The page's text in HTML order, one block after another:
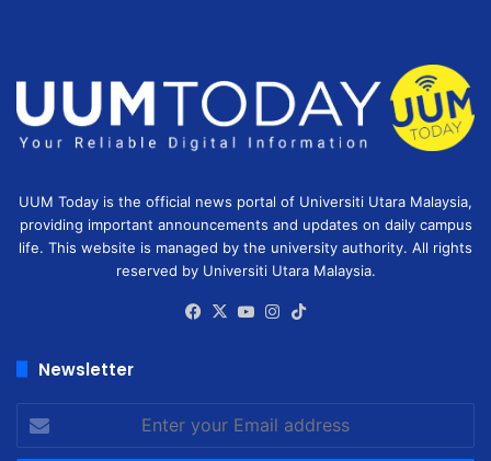
UUM Today is the official news portal of Universiti Utara Malaysia,
providing important announcements and updates on daily campus
life. This website is managed by the university authority. All rights
reserved by Universiti Utara Malaysia.
Facebook
X YouTubeInstagram
Newsletter
your